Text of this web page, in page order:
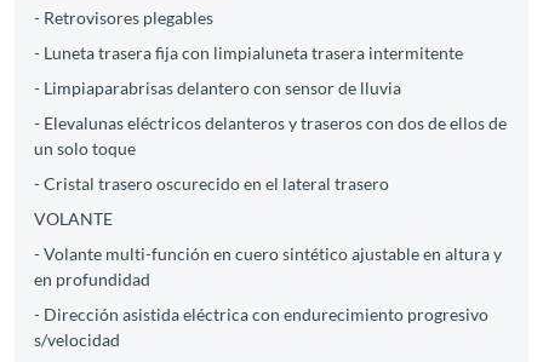
- Retrovisores plegables
- Luneta trasera fija con limpialuneta trasera intermitente
- Limpiaparabrisas delantero con sensor de lluvia
- Elevalunas eléctricos delanteros y traseros con dos de ellos de
un solo toque
- Cristal trasero oscurecido en el lateral trasero
VOLANTE
- Volante multi-función en cuero sintético ajustable en altura y
en profundidad
- Dirección asistida eléctrica con endurecimiento progresivo
s/velocidad